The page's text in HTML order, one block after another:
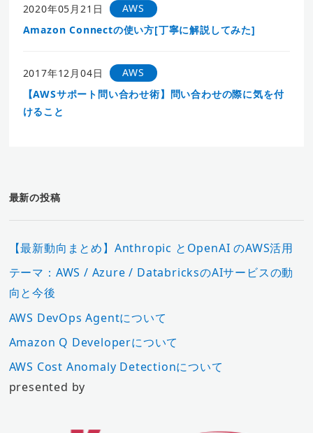
2020年05月21日
AWS
Amazon Connectの使い方[丁寧に解説してみた]
2017年12月04日
AWS
【AWSサポート問い合わせ術】問い合わせの際に気を付
けること
最新の投稿
【最新動向まとめ】Anthropic とOpenAI のAWS活用
テーマ：AWS / Azure / DatabricksのAIサービスの動
向と今後
AWS DevOps Agentについて
Amazon Q Developerについて
AWS Cost Anomaly Detectionについて
presented by